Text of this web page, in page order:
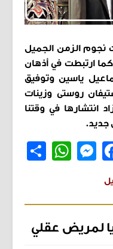
نجوم الزمن الجميل
ارتبطت في أذهان
ياسين وتوفيق
روستى وزينات
في وقتنا
جديد.
Facebook
Messenger
WhatsApp
لمريض عقلي